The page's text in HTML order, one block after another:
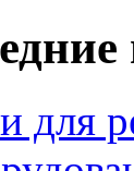
для